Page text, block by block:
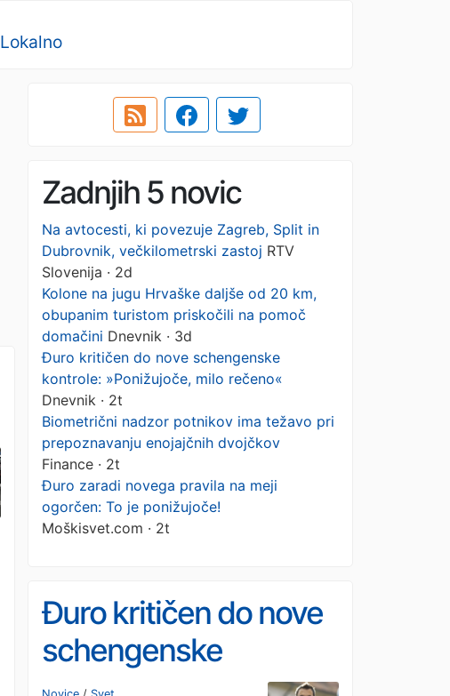
Lokalno
Zadnjih 5 novic
Na avtocesti, ki povezuje Zagreb, Split in
Dubrovnik, večkilometrski zastoj RTV
Slovenija · 2d
Kolone na jugu Hrvaške daljše od 20 km,
obupanim turistom priskočili na pomoč
domačini Dnevnik · 3d
Đuro kritičen do nove schengenske
kontrole: »Ponižujoče, milo rečeno«
Dnevnik · 2t
Biometrični nadzor potnikov ima težavo pri
prepoznavanju enojajčnih dvojčkov
Finance · 2t
Đuro zaradi novega pravila na meji
ogorčen: To je ponižujoče!
Moškisvet.com · 2t
Đuro kritičen do nove
schengenske
kontrole: »Ponižujoče,